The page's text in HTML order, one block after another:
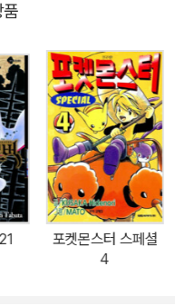
포켓몬스터 스페셜
4